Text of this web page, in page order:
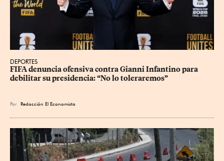
DEPORTES
FIFA denuncia ofensiva contra Gianni Infantino para
debilitar su presidencia: “No lo toleraremos”
Por Redacción El Economista